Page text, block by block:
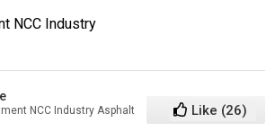
NCC Industry
NCC Industry Asphalt
Like (26)